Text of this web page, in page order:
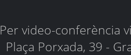
Per video-conferència
Plaça Porxada, 39 -